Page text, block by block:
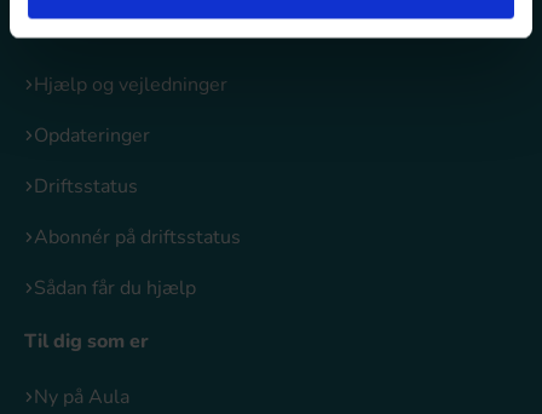
Hjælp og vejledninger
Opdateringer
Driftsstatus
Abonnér på driftsstatus
Sådan får du hjælp
Til dig som er
Ny på Aula